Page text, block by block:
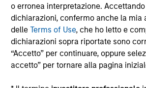
o erronea interpretazione.
dichiarazioni, confermo anche la mia
delleTerms of Use, che ho letto e
dichiarazioni sopra riportate sono
“Accetto” per continuare, oppure
accetto” per tornare alla pagina
Il ricorso alla leva aumenta i rischi:
relativamente contenuta nel valore di
determinare una variazione molto più
positivo che negativo, nel valore di
conseguenza, nel valore del Comparto.
Alcuni documenti disponibili in questo
riguardare più comparti della gamma